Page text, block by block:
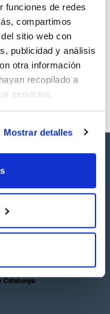
funciones de redes
compartimos
sitio web con
publicidad y análisis
otra información
recopilado a
servicios.
Mostrar detalles
Precio
Comprar